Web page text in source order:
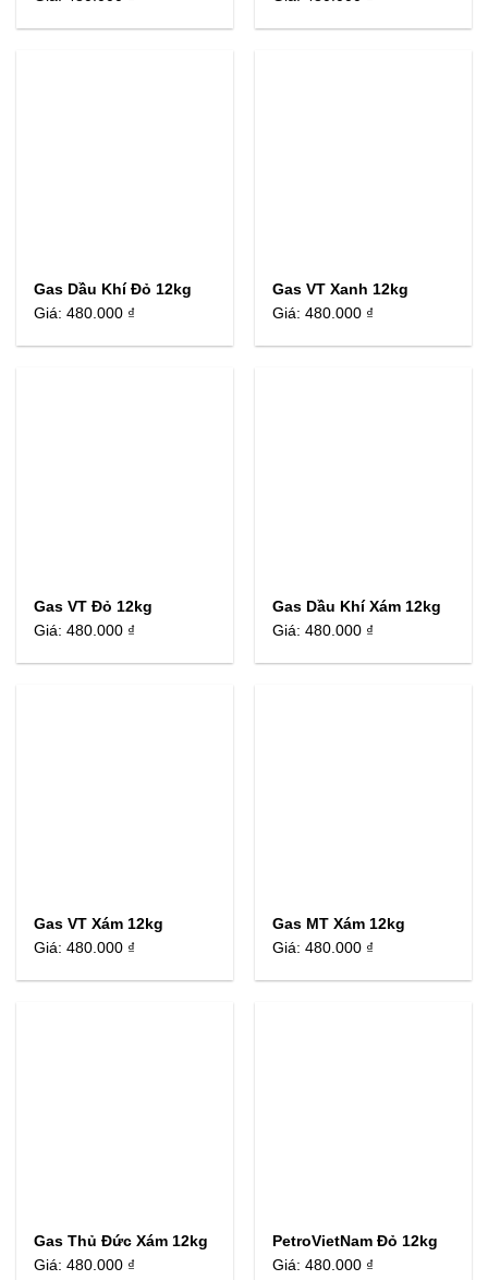
Gas Dầu Khí Đỏ 12kg
Giá:480.000 ₫
Gas VT Xanh 12kg
Giá:480.000 ₫
Gas VT Đỏ 12kg
Giá:480.000 ₫
Gas Dầu Khí Xám 12kg
Giá:480.000 ₫
Gas VT Xám 12kg
Giá:480.000 ₫
Gas MT Xám 12kg
Giá:480.000 ₫
Gas Thủ Đức Xám 12kg
Giá:480.000 ₫
PetroVietNam Đỏ 12kg
Giá:480.000 ₫